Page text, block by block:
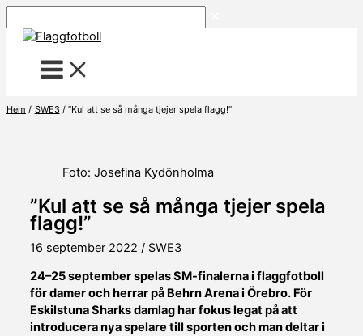
till
Hem SWE3 ”Kul att se så många tjejer spela flagg!”
Foto: Josefina Kydönholma
”Kul att se så många tjejer spela
flagg!”
16 september 2022/ SWE3
24–25 september spelas SM-finalerna i flaggfotboll
för damer och herrar på Behrn Arena i Örebro. För
Eskilstuna Sharks damlag har fokus legat på att
introducera nya spelare till sporten och man deltar i